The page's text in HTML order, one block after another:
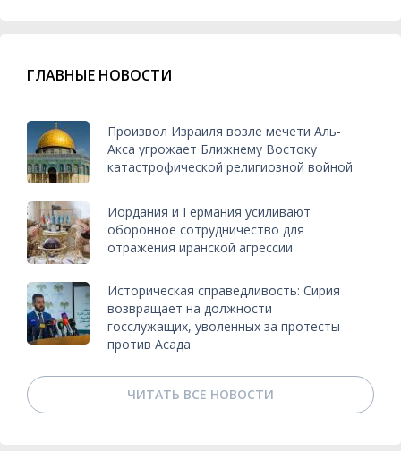
ГЛАВНЫЕ НОВОСТИ
Произвол Израиля возле мечети Аль-
Акса угрожает Ближнему Востоку
катастрофической религиозной войной
Иордания и Германия усиливают
оборонное сотрудничество для
отражения иранской агрессии
Историческая справедливость: Сирия
возвращает на должности
госслужащих, уволенных за протесты
против Асада
ЧИТАТЬ ВСЕ НОВОСТИ